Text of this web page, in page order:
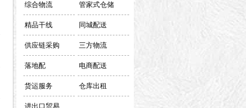
综合物流 管家式仓储
精品干线 同城配送
供应链采购 三方物流
落地配 电商配送
货运服务 仓库出租
进出口贸易